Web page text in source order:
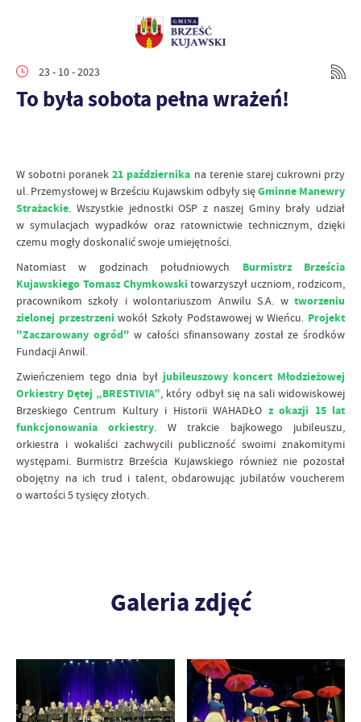
23 - 10 - 2023
To była sobota pełna wrażeń!
W sobotni poranek 21 października na terenie starej cukrowni przy
ul. Przemysłowej w Brześciu Kujawskim odbyły sięGminne Manewry
Strażackie. Wszystkie jednostki OSP z naszej Gminy brały udział
w symulacjach wypadków oraz ratownictwie technicznym, dzięki
czemu mogły doskonalić swoje umiejętności.
Natomiast w godzinach południowych Burmistrz Brześcia
Kujawskiego Tomasz Chymkowski towarzyszył uczniom, rodzicom,
pracownikom szkoły i wolontariuszom Anwilu S.A. w tworzeniu
zielonej przestrzeni wokół Szkoły Podstawowej w Wieńcu. Projekt
"Zaczarowany ogród" w całości sfinansowany został ze środków
Fundacji Anwil.
Zwieńczeniem tego dnia był jubileuszowy koncert Młodzieżowej
Orkiestry Dętej „BRESTIVIA”, który odbył się na sali widowiskowej
Brzeskiego Centrum Kultury i Historii WAHADŁO z okazji 15 lat
funkcjonowania orkiestry. W trakcie bajkowego jubileuszu,
orkiestra i wokaliści zachwycili publiczność swoimi znakomitymi
występami. Burmistrz Brześcia Kujawskiego również nie pozostał
obojętny na ich trud i talent, obdarowując jubilatów voucherem
o wartości 5 tysięcy złotych.
Galeria zdjęć